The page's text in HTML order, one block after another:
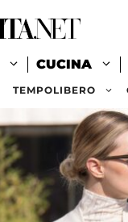
CUCINA
TEMPOLIBERO